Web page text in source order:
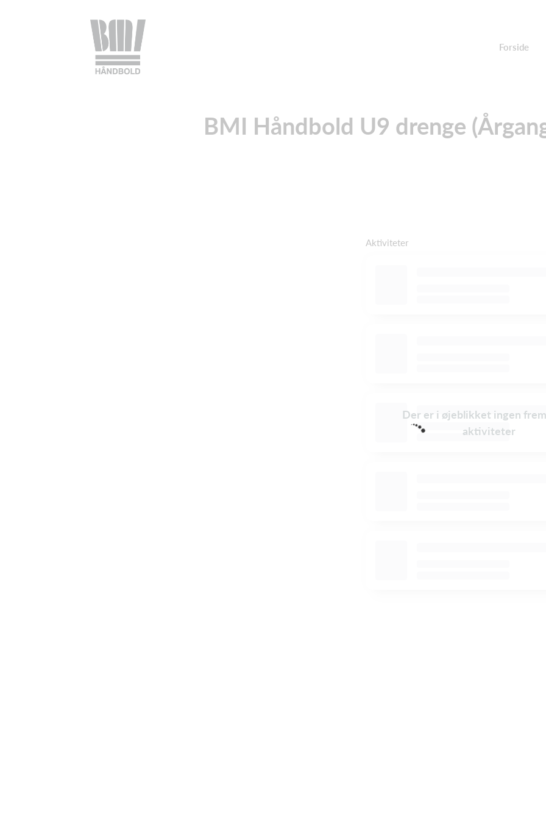
Forside
BMI Håndbold U9 drenge
Aktiviteter
Der er i øjeblikket ingen
aktiviteter